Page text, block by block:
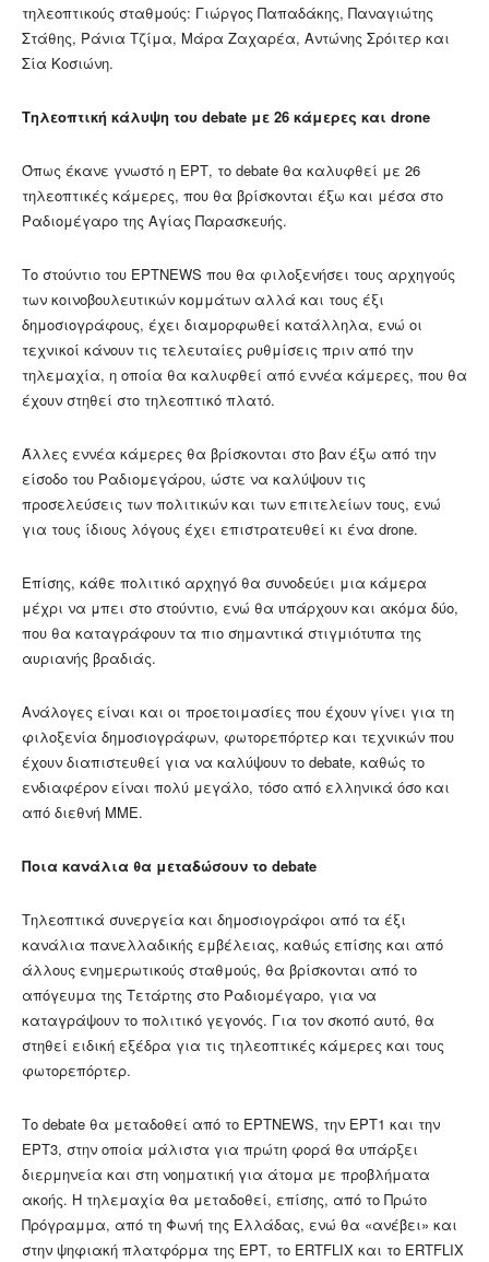
τηλεοπτικούς σταθμούς: Γιώργος Παπαδάκης, Παναγιώτης
Στάθης, Ράνια Τζίμα, Μάρα Ζαχαρέα, Αντώνης Σρόιτερ και
Σία Κοσιώνη.
Τηλεοπτική κάλυψη του debate με 26 κάμερες και drone
Όπως έκανε γνωστό η ΕΡΤ, το debate θα καλυφθεί με 26
τηλεοπτικές κάμερες, που θα βρίσκονται έξω και μέσα στο
Ραδιομέγαρο της Αγίας Παρασκευής.
Το στούντιο του ΕΡΤNEWS που θα φιλοξενήσει τους αρχηγούς
των κοινοβουλευτικών κομμάτων αλλά και τους έξι
δημοσιογράφους, έχει διαμορφωθεί κατάλληλα, ενώ οι
τεχνικοί κάνουν τις τελευταίες ρυθμίσεις πριν από την
τηλεμαχία, η οποία θα καλυφθεί από εννέα κάμερες, που θα
έχουν στηθεί στο τηλεοπτικό πλατό.
Άλλες εννέα κάμερες θα βρίσκονται στο βαν έξω από την
είσοδο του Ραδιομεγάρου, ώστε να καλύψουν τις
προσελεύσεις των πολιτικών και των επιτελείων τους, ενώ
για τους ίδιους λόγους έχει επιστρατευθεί κι ένα drone.
Επίσης, κάθε πολιτικό αρχηγό θα συνοδεύει μια κάμερα
μέχρι να μπει στο στούντιο, ενώ θα υπάρχουν και ακόμα δύο,
που θα καταγράφουν τα πιο σημαντικά στιγμιότυπα της
αυριανής βραδιάς.
Ανάλογες είναι και οι προετοιμασίες που έχουν γίνει για τη
φιλοξενία δημοσιογράφων, φωτορεπόρτερ και τεχνικών που
έχουν διαπιστευθεί για να καλύψουν το debate, καθώς το
ενδιαφέρον είναι πολύ μεγάλο, τόσο από ελληνικά όσο και
από διεθνή ΜΜΕ.
Ποια κανάλια θα μεταδώσουν το debate
Τηλεοπτικά συνεργεία και δημοσιογράφοι από τα έξι
κανάλια πανελλαδικής εμβέλειας, καθώς επίσης και από
άλλους ενημερωτικούς σταθμούς, θα βρίσκονται από το
απόγευμα της Τετάρτης στο Ραδιομέγαρο, για να
καταγράψουν το πολιτικό γεγονός. Για τον σκοπό αυτό, θα
στηθεί ειδική εξέδρα για τις τηλεοπτικές κάμερες και τους
φωτορεπόρτερ.
Το debate θα μεταδοθεί από το ΕΡΤNEWS, την ΕΡΤ1 και την
ΕΡΤ3, στην οποία μάλιστα για πρώτη φορά θα υπάρξει
διερμηνεία και στη νοηματική για άτομα με προβλήματα
ακοής. Η τηλεμαχία θα μεταδοθεί, επίσης, από το Πρώτο
Πρόγραμμα, από τη Φωνή της Ελλάδας, ενώ θα «ανέβει» και
στην ψηφιακή πλατφόρμα της ΕΡΤ, το ERTFLIX και το ERTFLIX